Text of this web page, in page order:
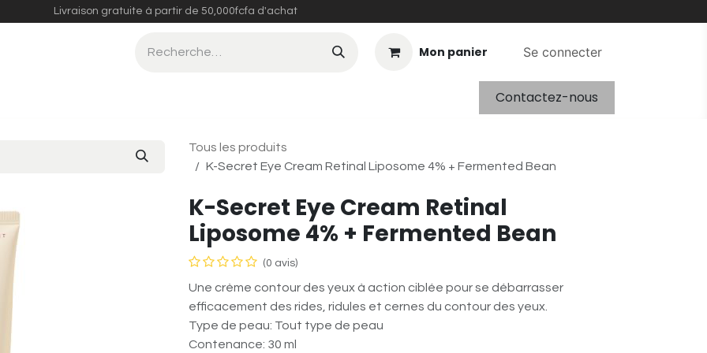
Livraison gratuite à partir de 50,000fcfa d'achat
Mon panier Se connecter
Contactez-nous
Tous les produits
K-Secret Eye Cream Retinal Liposome 4% + Fermented Bean
K-Secret Eye Cream Retinal
Liposome 4% + Fermented Bean
(0 avis)
Une crème contour des yeux à action ciblée pour se débarrasser
efficacement des rides, ridules et cernes du contour des yeux.
Type de peau: Tout type de peau
Contenance: 30 ml